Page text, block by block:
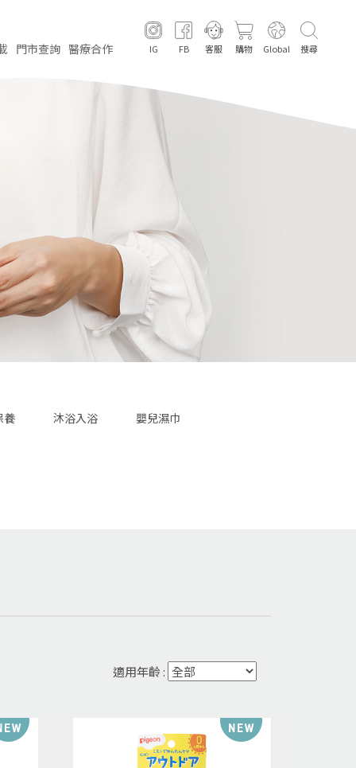
門市查詢 醫療合作 IG FB 客服 購物 Global 搜尋
養 沐浴入浴 嬰兒濕巾
適用年齡 :